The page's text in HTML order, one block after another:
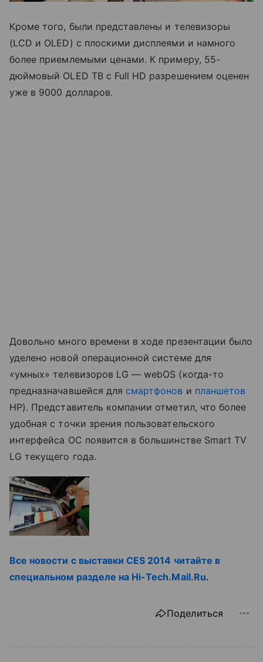
Кроме того, были представлены и телевизоры
(LCD и OLED) с плоскими дисплеями и намного
более приемлемыми ценами. К примеру, 55-
дюймовый OLED ТВ с Full HD разрешением оценен
уже в 9000 долларов.
Довольно много времени в ходе презентации было
уделено новой операционной системе для
«умных» телевизоров LG — webOS (когда-то
предназначавшейся для смартфонов и планшетов
HP). Представитель компании отметил, что более
удобная с точки зрения пользовательского
интерфейса ОС появится в большинстве Smart TV
LG текущего года.
Все новости с выставки CES 2014 читайте в
специальном разделе на Hi-Tech.Mail.Ru.
Поделиться